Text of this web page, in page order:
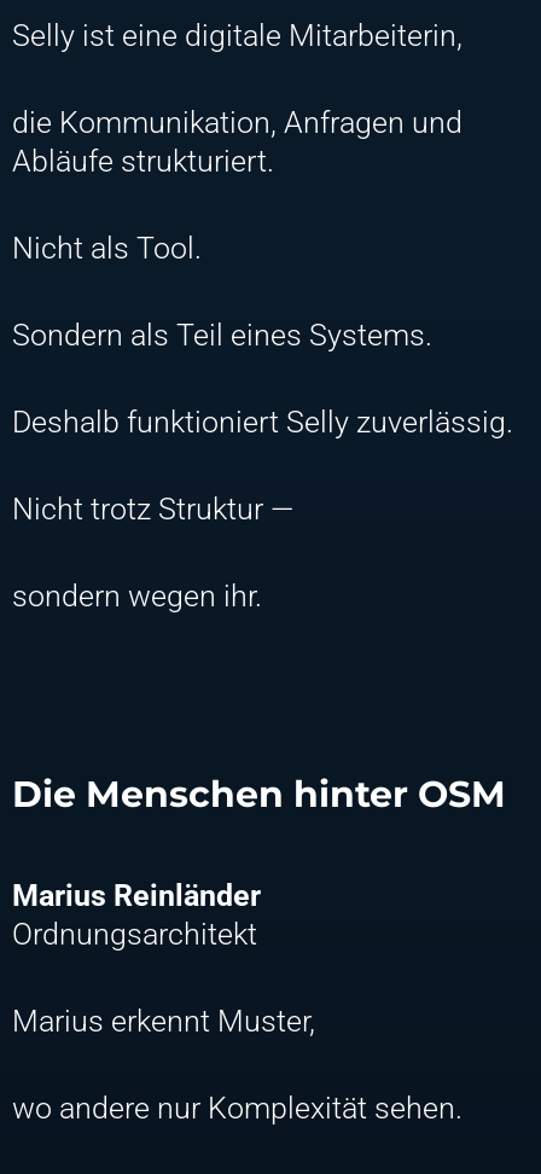
Selly ist eine digitale Mitarbeiterin,
die Kommunikation, Anfragen und
Abläufe strukturiert.
Nicht als Tool.
Sondern als Teil eines Systems.
Deshalb funktioniert Selly zuverlässig.
Nicht trotz Struktur —
sondern wegen ihr.
Die Menschen hinter OSM
Marius Reinländer
Ordnungsarchitekt
Marius erkennt Muster,
wo andere nur Komplexität sehen.